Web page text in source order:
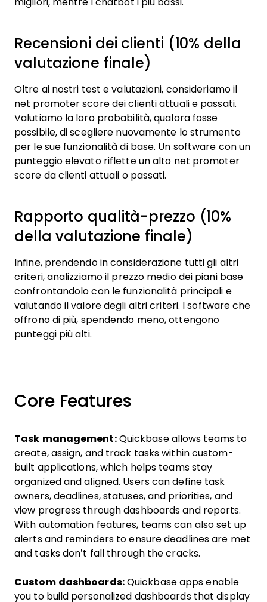
migliori, mentre i chatbot i più bassi.
Recensioni dei clienti (10% della
valutazione finale)
Oltre ai nostri test e valutazioni, consideriamo il
net promoter score dei clienti attuali e passati.
Valutiamo la loro probabilità, qualora fosse
possibile, di scegliere nuovamente lo strumento
per le sue funzionalità di base. Un software con un
punteggio elevato riflette un alto net promoter
score da clienti attuali o passati.
Rapporto qualità-prezzo (10%
della valutazione finale)
Infine, prendendo in considerazione tutti gli altri
criteri, analizziamo il prezzo medio dei piani base
confrontandolo con le funzionalità principali e
valutando il valore degli altri criteri. I software che
offrono di più, spendendo meno, ottengono
punteggi più alti.
Core Features
Task management:Quickbase allows teams to
create, assign, and track tasks within custom-
built applications, which helps teams stay
organized and aligned. Users can define task
owners, deadlines, statuses, and priorities, and
view progress through dashboards and reports.
With automation features, teams can also set up
alerts and reminders to ensure deadlines are met
and tasks don’t fall through the cracks.
Custom dashboards:Quickbase apps enable
you to build personalized dashboards that display